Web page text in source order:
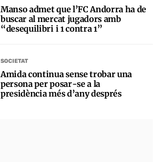
Manso admet que l’FC Andorra ha de
buscar al mercat jugadors amb
“desequilibri i 1 contra 1”
SOCIETAT
Amida continua sense trobar una
persona per posar-se a la
presidència més d’any després